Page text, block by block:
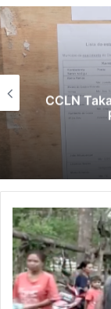
CCLN